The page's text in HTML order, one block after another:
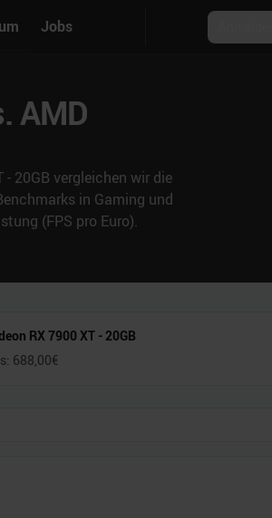
Jobs
AMD
- 20GB vergleichen wir die
in Gaming und
(FPS pro Euro).
RX 7900 XT - 20GB
688,00€